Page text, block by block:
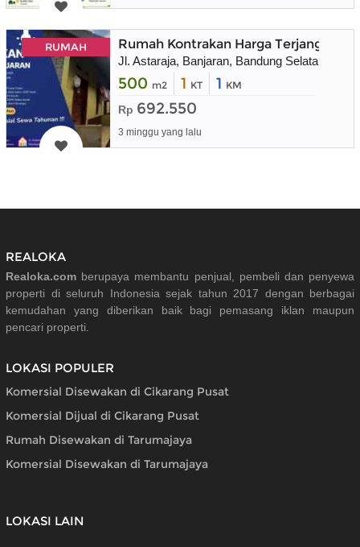
RUMAH Rumah Kontrakan Harga Terjangkau
Jl. Astaraja, Banjaran, Bandung Selatan,
500 m2 1 KT 1 KM
Rp 692.550
3 minggu yang lalu
REALOKA
Realoka.com berupaya membantu penjual, pembeli dan penyewa
properti di seluruh Indonesia sejak tahun 2017 dengan berbagai
kemudahan yang diberikan baik bagi pemasang iklan maupun
pencari properti.
LOKASI POPULER
Komersial Disewakan di Cikarang Pusat
Komersial Dijual di Cikarang Pusat
Rumah Disewakan di Tarumajaya
Komersial Disewakan di Tarumajaya
LOKASI LAIN